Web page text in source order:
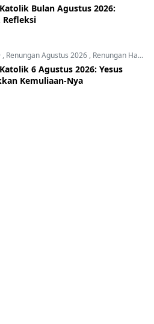
Bulan Agustus 2026:
Refleksi
, Renungan Agustus 2026 , Renungan Hari Ini
6 Agustus 2026: Yesus
Kemuliaan-Nya